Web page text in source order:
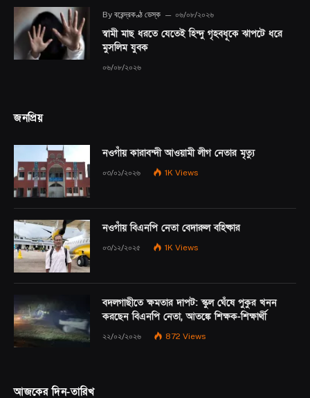
By বরেন্দ্রকণ্ঠ ডেস্ক ০৬/০৮/২০২৬
স্বামী মাছ ধরতে যেতেই হিন্দু গৃহবধূকে ঝাপটে ধরে
মুসলিম যুবক
০৬/০৮/২০২৬
জনপ্রিয়
নওগাঁয় কারাবন্দী আওয়ামী লীগ নেতার মৃত্যু
০৩/০১/২০২৬ 1K Views
নওগাঁয় বিএনপি নেতা বেদারুল বহিষ্কার
০৩/১২/২০২৫ 1K Views
বদলগাছীতে ক্ষমতার দাপট: স্কুল ঘেঁষে পুকুর খনন
করছেন বিএনপি নেতা, আতঙ্কে শিক্ষক-শিক্ষার্থী
২২/০২/২০২৬ 872 Views
আজকের দিন-তারিখ